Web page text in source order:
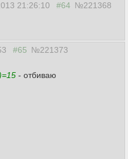
21:26:10 #64 №221368
#65 №221373
- отбиваю